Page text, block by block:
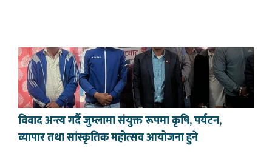
विवाद अन्त्य गर्दै जुम्लामा संयुक्त रूपमा कृषि, पर्यटन,
व्यापार तथा सांस्कृतिक महोत्सव आयोजना हुने